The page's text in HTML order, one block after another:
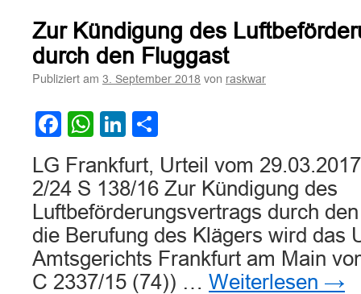
Piloten
an
einer
Lebensmittelvergiftung
außergewöhnlicher
Umstand
Zur Kündigung des
durch den Fluggast
Publiziert am 3. September 2018 von raskwar
Facebook
WhatsApp
LinkedIn
LG Frankfurt, Urteil vom
2/24 S 138/16 Zur Kündigung des
Luftbeförderungsvertrags durch
die Berufung des Klägers wird das
Amtsgerichts Frankfurt am Main
C 2337/15 (74)) … Weiterlesen →